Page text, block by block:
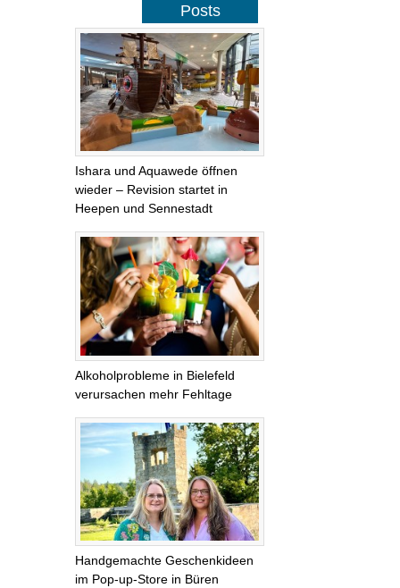
Posts
Ishara und Aquawede öffnen
wieder – Revision startet in
Heepen und Sennestadt
Alkoholprobleme in Bielefeld
verursachen mehr Fehltage
Handgemachte Geschenkideen
im Pop-up-Store in Büren